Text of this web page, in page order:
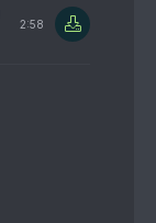
2:58